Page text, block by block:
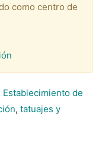
como centro de
Establecimiento de
, tatuajes y